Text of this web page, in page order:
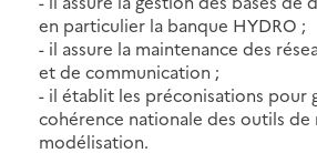
en particulier la banque HYDRO ;
- il assure la maintenance des
et de communication ;
- il établit les préconisations pour
cohérence nationale des outils de
modélisation.